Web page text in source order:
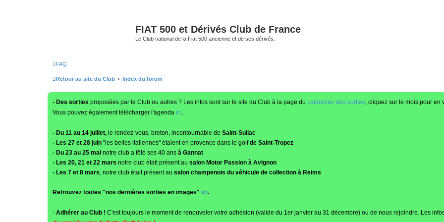
FIAT 500 et Dérivés Club de France
Le Club national de la Fiat 500 ancienne et de ses dérivés.
FAQ
Retour au site du Club Index du forum
- Des sorties proposées par le Club ou autres ? Les infos sont sur le site du Club à la page du calendrier des sorties , cliquez sur le mois pour en
Vous pouvez également télécharger l'agenda ici
- Du 11 au 14 juillet, le rendez-vous, breton, incontournable de Saint-Suliac
- Les 27 et 28 juin "les belles italiennes" étaient en provence dans le golfde Saint-Tropez
- Du 23 au 25 mai notre club a fêté ses 40 ans à Gannat
- Les 20, 21 et 22 mars notre club était présent au salon Motor Passion à Avignon
- Les 7 et 8 mars , notre club était présent au salon champenois du véhicule de collection à Reims
Retrouvez toutes "nos dernières sorties en images" ici.
- Adhérer au Club ! C'est toujours le moment de renouveler votre adhésion (valide du 1er janvier au 31 décembre) ou de nous rejoindre. Les